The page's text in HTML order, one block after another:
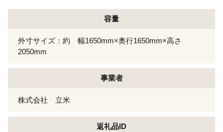
容量
外寸サイズ：約 幅1650mm×奥行1650mm×高さ
2050mm
事業者
株式会社 立米
返礼品ID